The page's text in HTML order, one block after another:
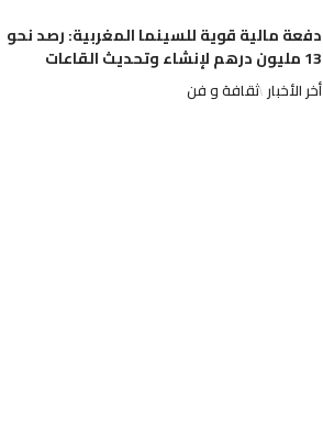
دفعة مالية قوية للسينما المغربية: رصد نحو
13 مليون درهم لإنشاء وتحديث القاعات
أخر الأخبار ثقافة و فن